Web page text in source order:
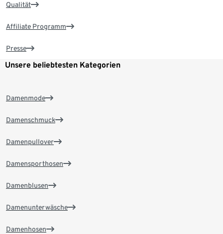
Qualität
Affiliate Programm
Presse
Unsere beliebtesten Kategorien
Damenmode
Damenschmuck
Damenpullover
Damensporthosen
Damenblusen
Damenunterwäsche
Damenhosen